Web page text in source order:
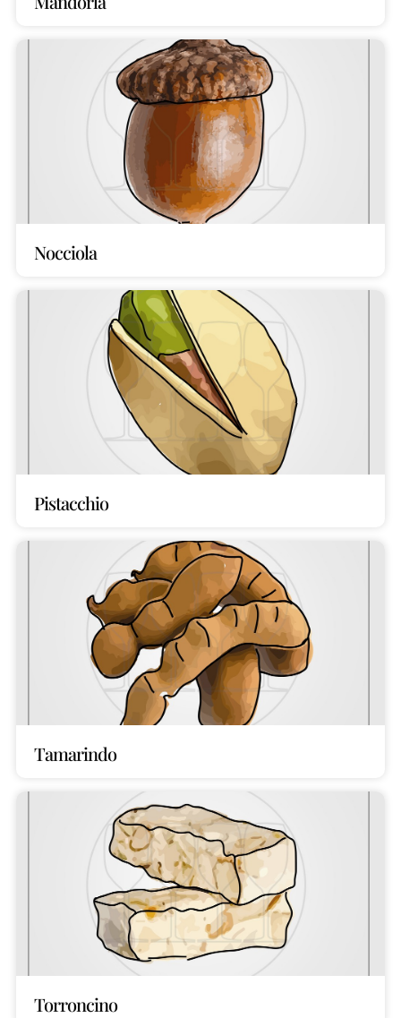
Nocciola
Pistacchio
Tamarindo
Torroncino